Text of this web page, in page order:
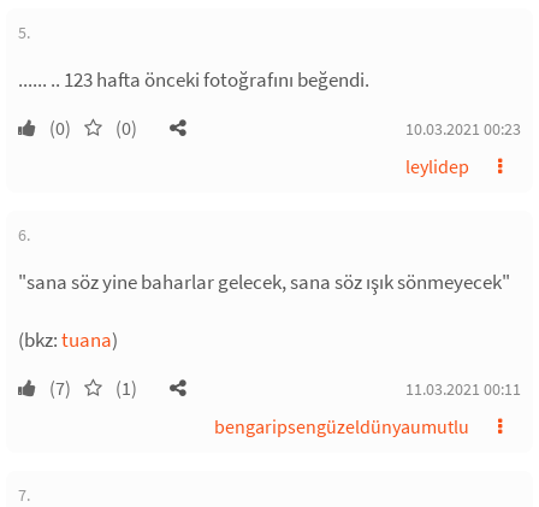
5.
...... .. 123 hafta önceki fotoğrafını beğendi.
(0) (0) 10.03.2021 00:23
leylidep
6.
"sana söz yine baharlar gelecek, sana söz ışık sönmeyecek"
(bkz:tuana)
(7) (1) 11.03.2021 00:11
bengaripsengüzeldünyaumutlu
7.